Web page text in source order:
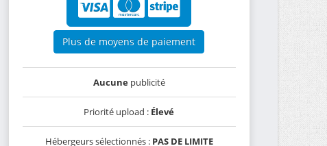
Plus de moyens de paiement
Aucunepublicité
Priorité upload : Élevé
Hébergeurs sélectionnés : PAS DE LIMITE